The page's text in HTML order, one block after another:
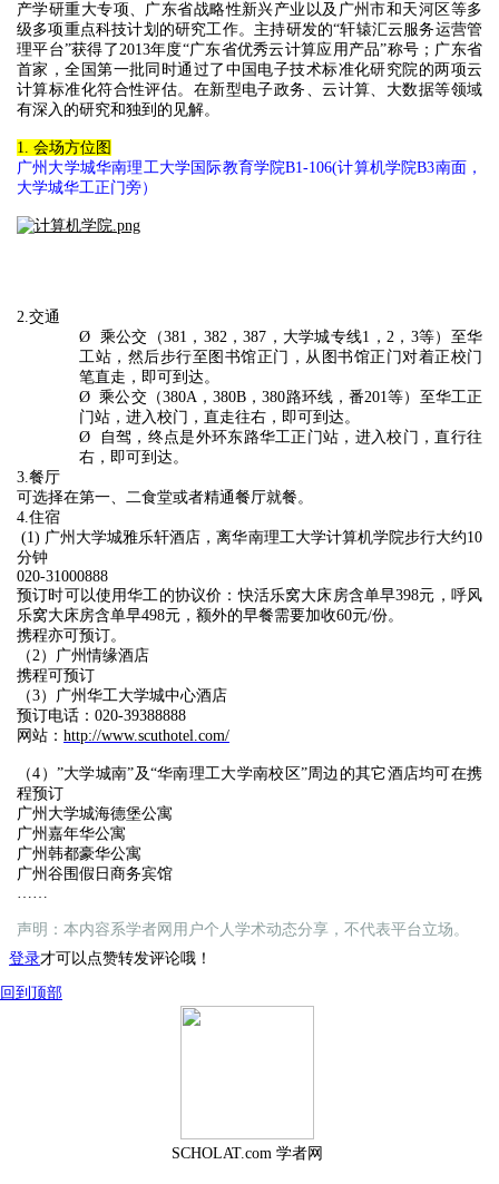
产学研重大专项、广东省战略性新兴产业以及广州市和天河区等多
级多项重点科技计划的研究工作。主持研发的“轩辕汇云服务运营管
理平台”获得了2013年度“广东省优秀云计算应用产品”称号；广东省
首家，全国第一批同时通过了中国电子技术标准化研究院的两项云
计算标准化符合性评估。在新型电子政务、云计算、大数据等领域
有深入的研究和独到的见解。
1. 会场方位图
广州大学城华南理工大学国际教育学院B1-106(计算机学院B3南面，
大学城华工正门旁）
2.交通
Ø 乘公交（381，382，387，大学城专线1，2，3等）至华
工站，然后步行至图书馆正门，从图书馆正门对着正校门
笔直走，即可到达。
Ø 乘公交（380A，380B，380路环线，番201等）至华工正
门站，进入校门，直走往右，即可到达。
Ø
自驾，终点是外环东路华工正门站，进入校门，直行往
右，即可到达。
3.餐厅
可选择在第一、二食堂或者精通餐厅就餐。
4.住宿
(1) 广州大学城雅乐轩酒店，离华南理工大学计算机学院步行大约10
分钟
020-31000888
预订时可以使用华工的协议价：快活乐窝大床房含单早398元，呼风
乐窝大床房含单早498元，额外的早餐需要加收60元/份。
携程亦可预订。
（2）广州情缘酒店
携程可预订
（3）广州华工大学城中心酒店
预订电话：020-39388888
网站： http://www.scuthotel.com/
（4）”大学城南”及“华南理工大学南校区”周边的其它酒店均可在携
程预订
广州大学城海德堡公寓
广州嘉年华公寓
广州韩都豪华公寓
广州谷围假日商务宾馆
……
声明：本内容系学者网用户个人学术动态分享，不代表平台立场。
登录才可以点赞转发评论哦！
回到顶部
SCHOLAT.com 学者网